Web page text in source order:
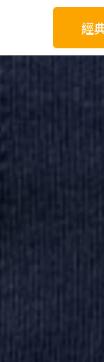
經